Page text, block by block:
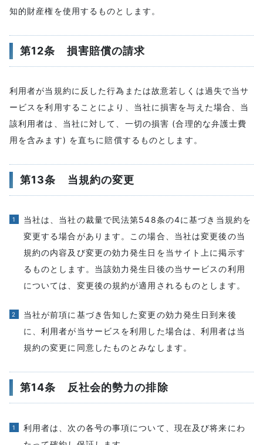
知的財産権を使用するものとします。
第12条 損害賠償の請求
利用者が当規約に反した行為または故意若しくは過失で当サ
ービスを利用することにより、当社に損害を与えた場合、当
該利用者は、当社に対して、一切の損害 (合理的な弁護士費
用を含みます) を直ちに賠償するものとします。
第13条 当規約の変更
当社は、当社の裁量で民法第548条の4に基づき当規約を
変更する場合があります。この場合、当社は変更後の当
規約の内容及び変更の効力発生日を当サイト上に掲示す
るものとします。当該効力発生日後の当サービスの利用
については、変更後の規約が適用されるものとします。
当社が前項に基づき告知した変更の効力発生日到来後
に、利用者が当サービスを利用した場合は、利用者は当
規約の変更に同意したものとみなします。
第14条 反社会的勢力の排除
利用者は、次の各号の事項について、現在及び将来にわ